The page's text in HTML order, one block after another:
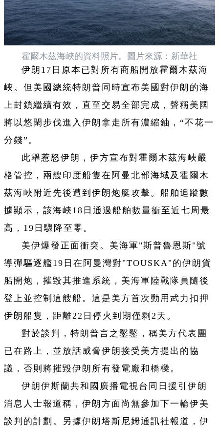
霍爾木茲海峽的資料照片。圖片來源：新華社
伊朗17日原本已對所有商船開放霍爾木茲海
峽。但美國總統特朗普同時宣布美國對伊朗的海
上封鎖繼續有效，直至交易全部完成，聲稱美國
將以悠閑步伐進入伊朗拿走所有濃縮鈾，“不花一
分錢”。
此舉惹怒伊朗，伊方宣布對霍爾木茲海峽嚴
格管控，兩艘印度船隻在阿曼北部海域及霍爾木
茲海峽附近先後遭到伊朗炮艇攻擊。船舶追蹤數
據顯示，該海峽18日通過船舶數量衝至近七周最
高，19日驟降至零。
美伊爆發正面衝突。美海軍"斯普魯恩斯"號
導彈驅逐艦19日在阿曼灣對"TOUSKA"的伊朗貨
船開炮，摧毀其推進系統，美海軍陸戰隊員隨後
登上並控制這艘船。這是美方首次動用武力扣押
伊朗船隻，距離22日停火到期僅剩2天。
對於談判，特朗普言之鑿鑿，稱美方代表團
已在路上，並放話威脅伊朗接受美方提出的協
議，否則將摧毀伊朗所有發電廠和橋樑。
伊朗伊斯蘭共和國廣播電視台同日援引伊朗
消息人士報道稱，伊朗方面尚無參加下一輪伊美
談判的計劃。另據伊朗塔斯尼姆通訊社報道，伊